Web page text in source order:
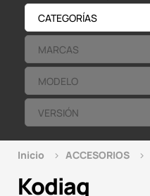
Kodiaq
Inicio ACCESORIOS